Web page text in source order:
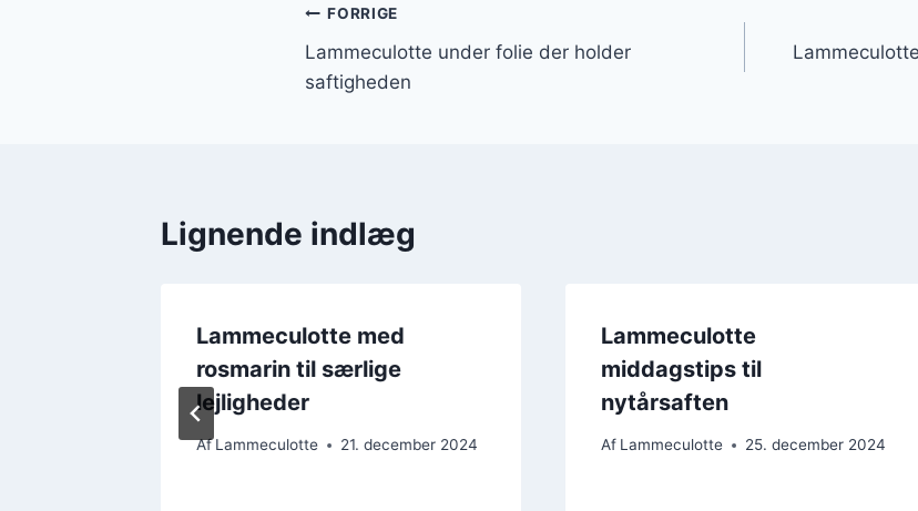
Indlægsnavigation
FORRIGE
Lammeculotte under folie der holder
saftigheden
Lignende indlæg
Lammeculotte med
rosmarin til særlige
lejligheder
Af Lammeculotte 21. december 2024
Lammeculotte
middagstips til
nytårsaften
Af Lammeculotte 25. december 2024